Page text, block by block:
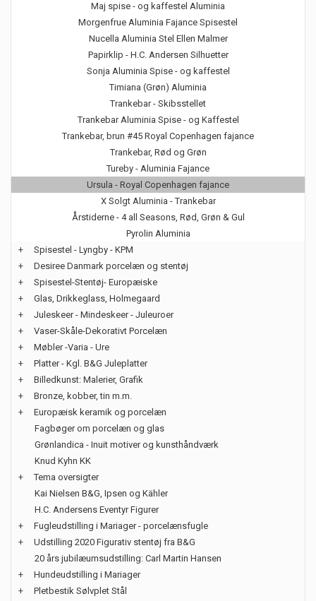
Maj spise - og kaffestel Aluminia
Morgenfrue Aluminia Fajance Spisestel
Nucella Aluminia Stel Ellen Malmer
Papirklip - H.C. Andersen Silhuetter
Sonja Aluminia Spise - og kaffestel
Timiana (Grøn) Aluminia
Trankebar - Skibsstellet
Trankebar Aluminia Spise - og Kaffestel
Trankebar, brun #45 Royal Copenhagen fajance
Trankebar, Rød og Grøn
Tureby - Aluminia Fajance
Ursula - Royal Copenhagen fajance
X Solgt Aluminia - Trankebar
Årstiderne - 4 all Seasons, Rød, Grøn & Gul
Pyrolin Aluminia
+
Spisestel - Lyngby - KPM
+
Desiree Danmark porcelæn og stentøj
+
Spisestel-Stentøj- Europæiske
+
Glas, Drikkeglass, Holmegaard
+
Juleskeer - Mindeskeer - Juleuroer
+
Vaser-Skåle-Dekorativt Porcelæn
+
Møbler -Varia - Ure
+
Platter - Kgl. B&G Juleplatter
+
Billedkunst: Malerier, Grafik
+
Bronze, kobber, tin m.m.
+
Europæisk keramik og porcelæn
Fagbøger om porcelæn og glas
Grønlandica - Inuit motiver og kunsthåndværk
Knud Kyhn KK
+
Tema oversigter
Kai Nielsen B&G, Ipsen og Kähler
H.C. Andersens Eventyr Figurer
+
Fugleudstilling i Mariager - porcelænsfugle
+
Udstilling 2020 Figurativ stentøj fra B&G
20 års jubilæumsudstilling: Carl Martin Hansen
+
Hundeudstilling i Mariager
+
Pletbestik Sølvplet Stål